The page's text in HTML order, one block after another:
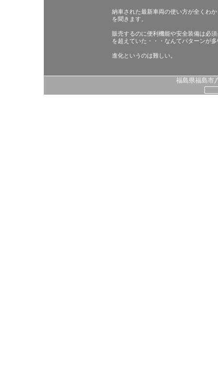
納車された最新車両の使い方が全くわ
を聞きます。
販売するのに便利機能や安全装備は必
を超えていた・・・なんてパターンが
進化というのは難しい。
福島県福島市